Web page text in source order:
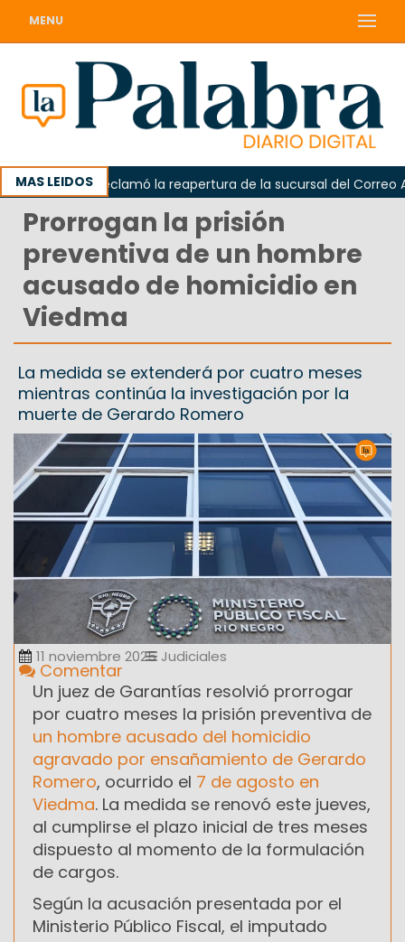
MENU
MAS LEIDOS
Odarda reclamó la reapertura de la sucursal del Correo
Prorrogan la prisión
preventiva de un hombre
acusado de homicidio en
Viedma
La medida se extenderá por cuatro meses
mientras continúa la investigación por la
muerte de Gerardo Romero
11 noviembre 2025 Judiciales
Comentar
Un juez de Garantías resolvió prorrogar
por cuatro meses la prisión preventiva de
un hombre acusado del homicidio
agravado por ensañamiento de Gerardo
Romero, ocurrido el 7 de agosto en
Viedma. La medida se renovó este jueves,
al cumplirse el plazo inicial de tres meses
dispuesto al momento de la formulación
de cargos.
Según la acusación presentada por el
Ministerio Público Fiscal, el imputado